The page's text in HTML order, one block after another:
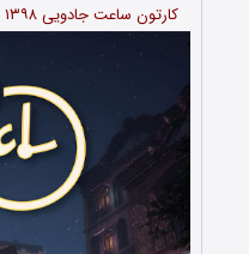
کارتون ساعت جادویی ۱۳۹۸ به کارگردانی محمدعلی بصیری نیک